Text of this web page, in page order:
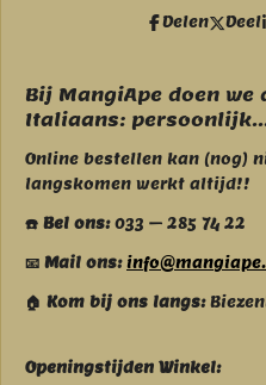
o
Delen Deel
Bij MangiApe doen we
Italiaans:
Online bestellen kan (nog)
langskomen werkt altijd!!
☎️ Bel ons: 033 – 285 74 22
📧 Mail ons:
🏠 Kom bij ons langs:
Openingstijden Winkel: